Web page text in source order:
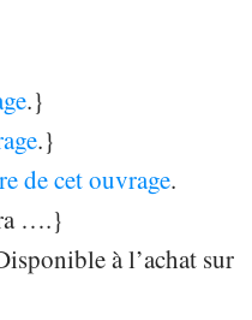
.}
.}
de cet ouvrage.
….}
à l’achat sur